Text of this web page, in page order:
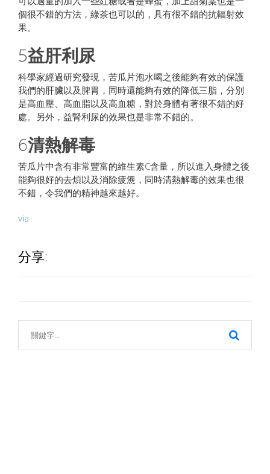
個很不錯的方法，綠茶也可以的，具有很不錯的抗輻射效
果。
5益肝利尿
科學家經過研究發現，苦瓜片泡水喝之後能夠有效的保護
我們的肝臟以及脾胃，同時還能夠有效的降低三脂，分別
是高血壓、高血脂以及高血糖，對於身體有著很不錯的好
處。另外，益腎利尿的效果也是非常不錯的。
6清熱解毒
苦瓜片中含有非常豐富的維生素C含量，所以進入身體之後
能夠很好的去煩以及消除疲憊，同時清熱解毒的效果也很
不錯，令我們的精神越來越好。
via
分享: